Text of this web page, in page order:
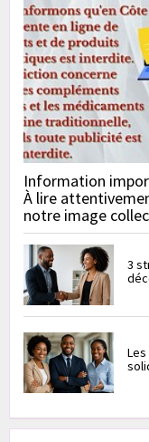
Information
À lire
notre image
3